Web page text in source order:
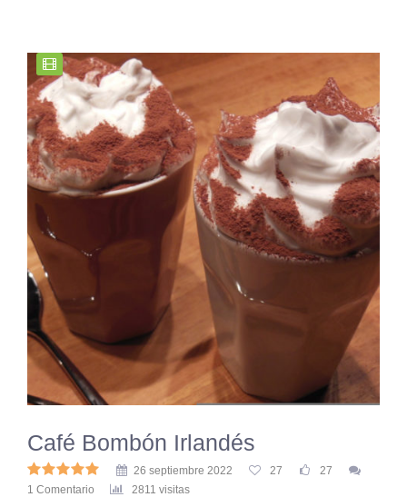
Café Bombón Irlandés
26 septiembre 2022 27
27
1 Comentario
2811 visitas